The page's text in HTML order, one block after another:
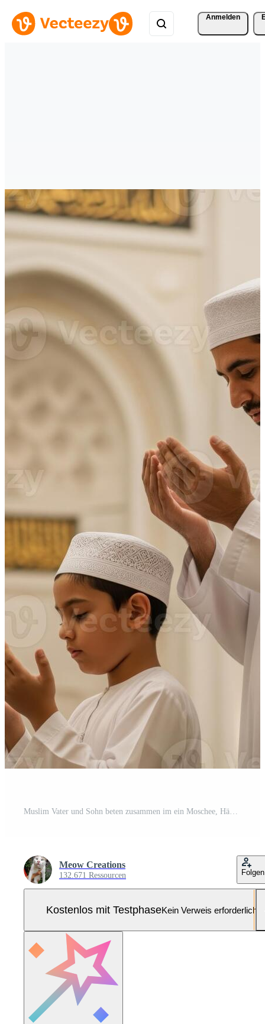
Anmelden
Muslim Vater und Sohn beten zusammen im ein Moschee, Hände angehoben im Hingabe Pro Foto
Meow Creations
132.671 Ressourcen Folgen
Kostenlos mit TestphaseKein Verweis erforderlich